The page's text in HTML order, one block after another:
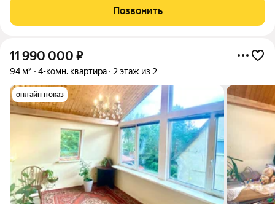
район).Основные характеристики:количество комнат: 4;общая
площадь: 105 м;площадь кухни: 14
Позвонить
11 990 000 ₽
94 м² 4-комн. квартира 2 этаж из 2
онлайн показ